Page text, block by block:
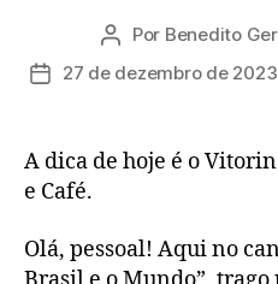
Autor
do
Por Benedito
Data27 de dezembro de 2023
A dica de hoje é o
e Café.
Olá, pessoal! Aqui no